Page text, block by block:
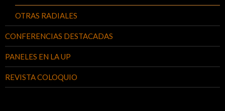
OTRAS RADIALES
CONFERENCIAS DESTACADAS
PANELES EN LA UP
REVISTA COLOQUIO